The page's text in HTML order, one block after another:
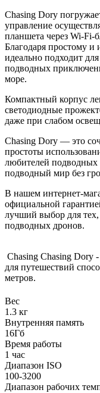
Chasing Dory
управление
планшета через Wi-Fi-
Благодаря простому и
идеально подходит
подводных
море.
Компактный корпус
светодиодные
даже при слабом
Chasing Dory — это
простоты
любителей подводных
подводный мир без
В нашем интернет-
официальной
лучший выбор для тех,
подводных дронов.
Chasing Chasing
для путешествий
метров.
Вес
1.3 кг
Внутренняя память
16Гб
Время работы
1 час
Диапазон ISO
100-3200
Диапазон рабочих